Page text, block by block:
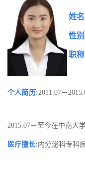
姓名
性别
职
个人简历:2011.07－
2015.07－至今在中南大
医疗擅长:内分泌科专科